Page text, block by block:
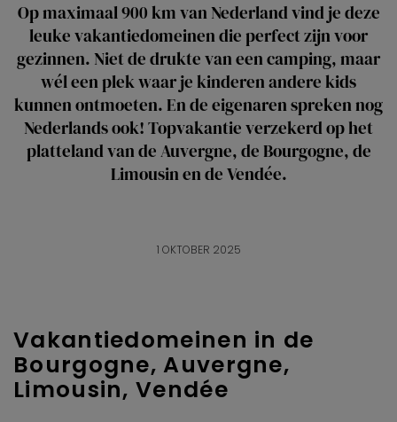
Op maximaal 900 km van Nederland vind je deze
leuke vakantiedomeinen die perfect zijn voor
gezinnen. Niet de drukte van een camping, maar
wél een plek waar je kinderen andere kids
kunnen ontmoeten. En de eigenaren spreken nog
Nederlands ook! Topvakantie verzekerd op het
platteland van de Auvergne, de Bourgogne, de
Limousin en de Vendée.
1 OKTOBER 2025
Vakantiedomeinen in de
Bourgogne, Auvergne,
Limousin, Vendée